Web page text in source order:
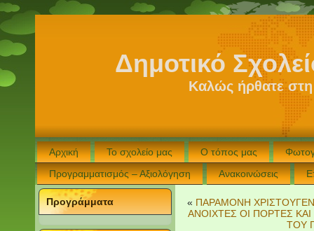
Δημοτικό
Καλώς ήρθατε
Αρχική Το σχολείο μας Ο τόπος μας
Προγραμματισμός – Αξιολόγηση
Ανακοινώσεις
Προγράμματα « ΠΑΡΑΜΟΝΗ
ΑΝΟΙΧΤΕΣ ΟΙ ΠΟΡΤΕΣ
ΤΟΥ